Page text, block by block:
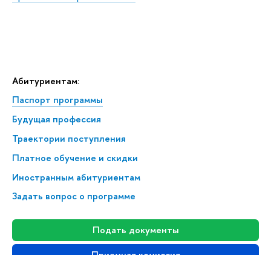
Абитуриентам:
Паспорт программы
Будущая профессия
Траектории поступления
Платное обучение и скидки
Иностранным абитуриентам
Задать вопрос о программе
Подать документы